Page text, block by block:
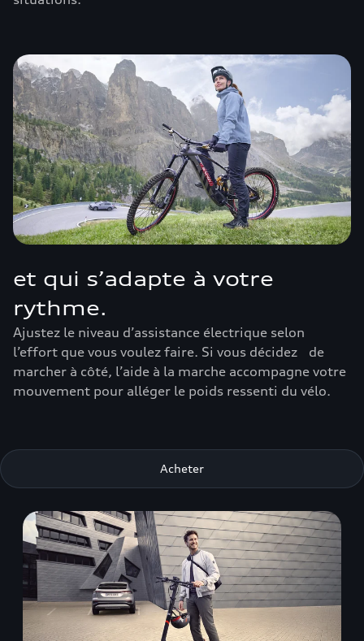
et qui s’adapte à votre
rythme.
Ajustez le niveau d’assistance électrique selon
l’effort que vous voulez faire. Si vous décidez de
marcher à côté, l’aide à la marche accompagne votre
mouvement pour alléger le poids ressenti du vélo.
Acheter